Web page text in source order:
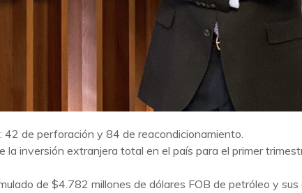
de perforación y 84 de reacondicionamiento.
inversión extranjera total en el país para el primer
de $4.782 millones de dólares FOB de petróleo y sus